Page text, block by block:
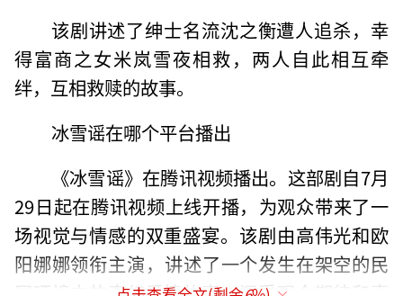
该剧讲述了绅士名流沈之衡遭人追杀，幸
得富商之女米岚雪夜相救，两人自此相互牵
绊，互相救赎的故事。
冰雪谣在哪个平台播出
《‌冰雪谣》‌在腾讯视频播出。‌这部剧自7月
29日起在腾讯视频上线开播，‌为观众带来了一
场视觉与情感的双重盛宴。‌该剧由高伟光和欧
阳娜娜领衔主演，‌讲述了一个发生在架空的民